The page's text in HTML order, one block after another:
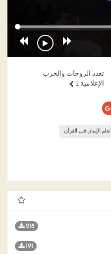
تعدد الزوجات والحرب
الإعلامية 2
الإيمان قبل القرآن
218
191